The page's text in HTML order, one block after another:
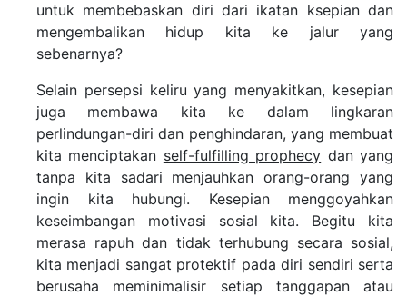
untuk membebaskan diri dari ikatan ksepian dan
mengembalikan hidup kita ke jalur yang
sebenarnya?
Selain persepsi keliru yang menyakitkan, kesepian
juga membawa kita ke dalam lingkaran
perlindungan-diri dan penghindaran, yang membuat
kita menciptakan self-fulfilling prophecy dan yang
tanpa kita sadari menjauhkan orang-orang yang
ingin kita hubungi. Kesepian menggoyahkan
keseimbangan motivasi sosial kita. Begitu kita
merasa rapuh dan tidak terhubung secara sosial,
kita menjadi sangat protektif pada diri sendiri serta
berusaha meminimalisir setiap tanggapan atau